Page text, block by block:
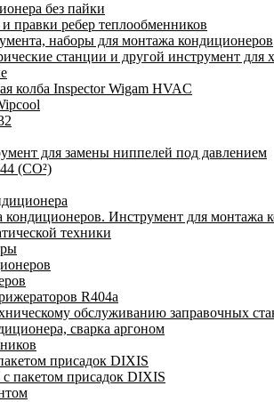
без пайки
правки ребер теплообменников
наборы для монтажа кондиционеров
станции и другой инструмент для
колба Inspector Wigam HVAC
для замены ниппелей под давлением
(CO²)
Инструмент для монтажа
техники
R404a
обслуживанию заправочных
сварка аргоном
присадок DIXIS
пакетом присадок DIXIS